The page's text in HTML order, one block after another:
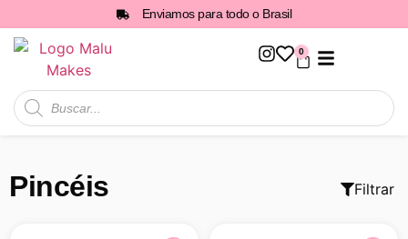
Enviamos para todo o Brasil
0
Pincéis Filtrar